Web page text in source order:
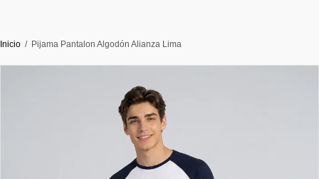
Inicio Pijama Pantalon Algodón Alianza Lima